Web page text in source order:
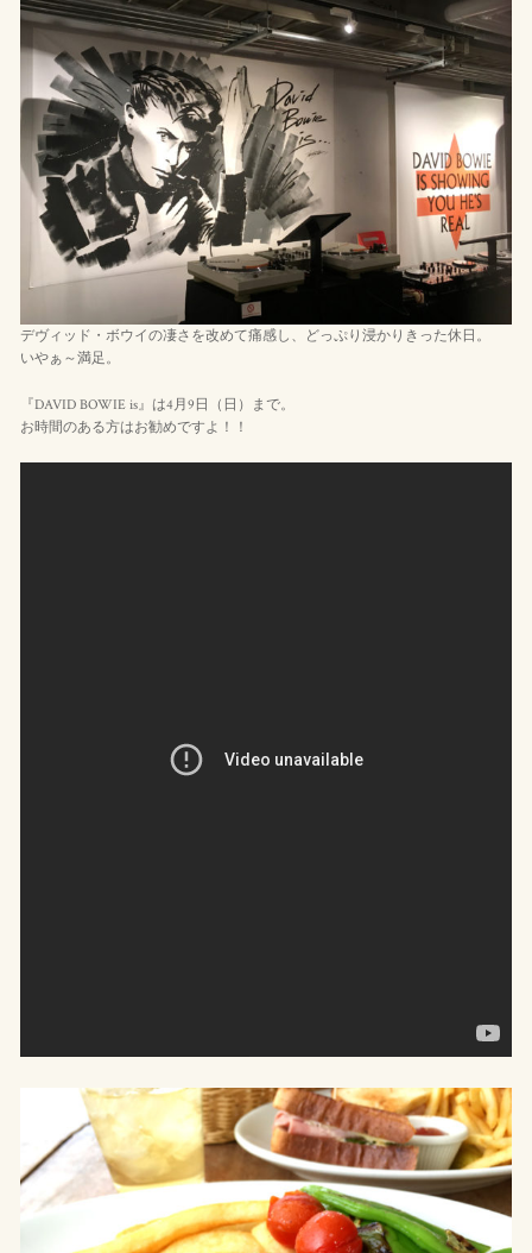
デヴィッド・ボウイの凄さを改めて痛感し、どっぷり浸かりきった休日。
いやぁ～満足。
『DAVID BOWIE is』は4月9日（日）まで。
お時間のある方はお勧めですよ！！